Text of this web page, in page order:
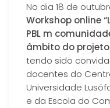
No dia 18 de
Workshop online
PBL m
âmbito do
tendo sido
docentes do
Universidade
e da Escola do